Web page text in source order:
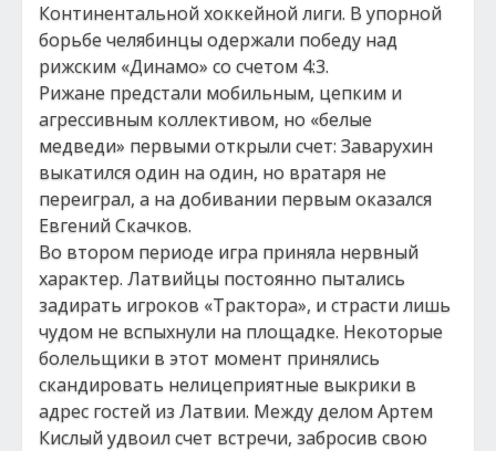
Континентальной хоккейной лиги. В упорной
борьбе челябинцы одержали победу над
рижским «Динамо» со счетом 4:3.
Рижане предстали мобильным, цепким и
агрессивным коллективом, но «белые
медведи» первыми открыли счет: Заварухин
выкатился один на один, но вратаря не
переиграл, а на добивании первым оказался
Евгений Скачков.
Во втором периоде игра приняла нервный
характер. Латвийцы постоянно пытались
задирать игроков «Трактора», и страсти лишь
чудом не вспыхнули на площадке. Некоторые
болельщики в этот момент принялись
скандировать нелицеприятные выкрики в
адрес гостей из Латвии. Между делом Артем
Кислый удвоил счет встречи, забросив свою